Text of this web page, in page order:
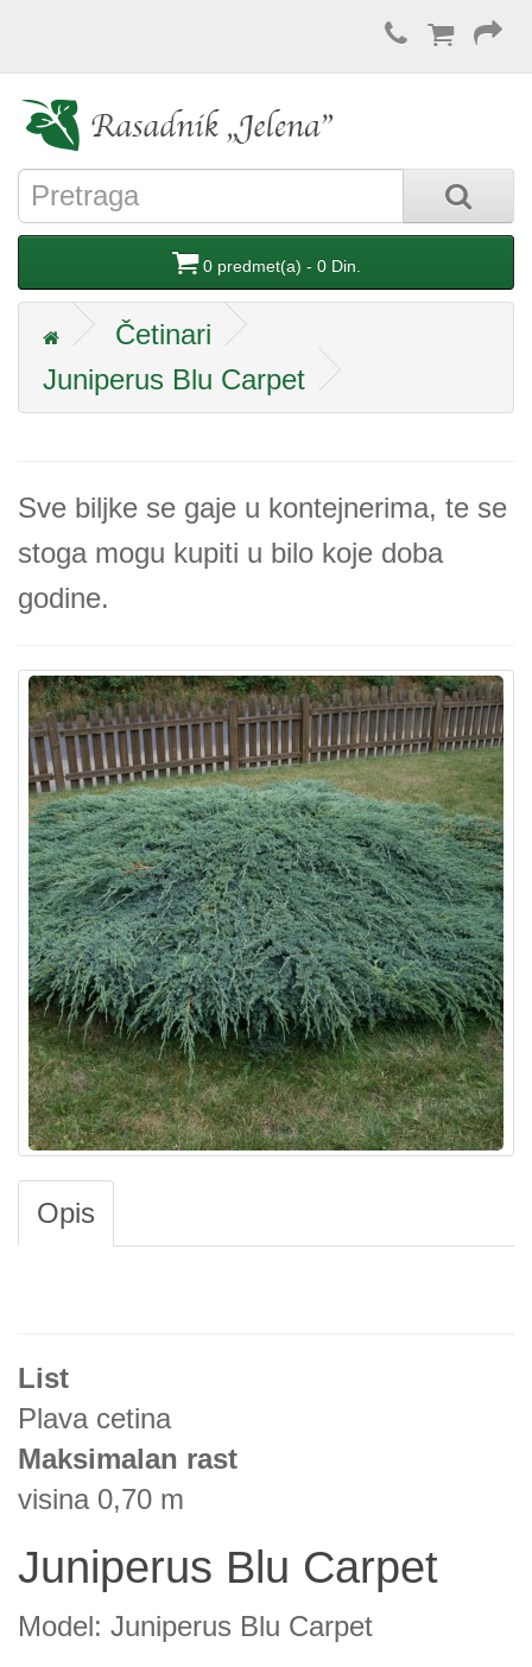
0 predmet(a) - 0 Din.
Četinari
Juniperus Blu Carpet
Sve biljke se gaje u kontejnerima, te se
stoga mogu kupiti u bilo koje doba
godine.
Opis
List
Plava cetina
Maksimalan rast
visina 0,70 m
Juniperus Blu Carpet
Model: Juniperus Blu Carpet